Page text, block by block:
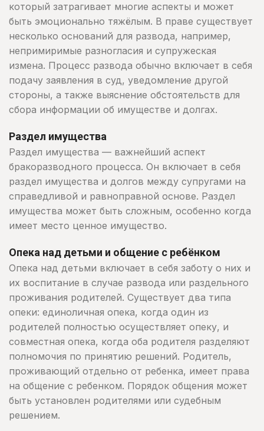
который затрагивает многие аспекты и может
быть эмоционально тяжёлым. В праве существует
несколько оснований для развода, например,
непримиримые разногласия и супружеская
измена. Процесс развода обычно включает в себя
подачу заявления в суд, уведомление другой
стороны, а также выяснение обстоятельств для
сбора информации об имуществе и долгах.
Раздел имущества
Раздел имущества — важнейший аспект
бракоразводного процесса. Он включает в себя
раздел имущества и долгов между супругами на
справедливой и равноправной основе. Раздел
имущества может быть сложным, особенно когда
имеет место ценное имущество.
Опека над детьми и общение с ребёнком
Опека над детьми включает в себя заботу о них и
их воспитание в случае развода или раздельного
проживания родителей. Существует два типа
опеки: единоличная опека, когда один из
родителей полностью осуществляет опеку, и
совместная опека, когда оба родителя разделяют
полномочия по принятию решений. Родитель,
проживающий отдельно от ребенка, имеет права
на общение с ребенком. Порядок общения может
быть установлен родителями или судебным
решением.